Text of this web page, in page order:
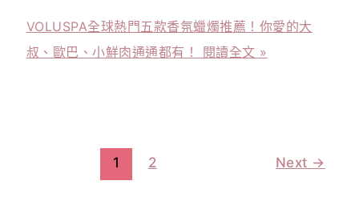
VOLUSPA全球熱門五款香氛蠟燭推薦！你愛的大
叔、歐巴、小鮮肉通通都有！
閱讀全文 »
1 2 Next →